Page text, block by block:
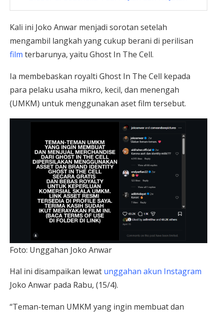
Kali ini Joko Anwar menjadi sorotan setelah
mengambil langkah yang cukup berani di perilisan
film terbarunya, yaitu Ghost In The Cell.
Ia membebaskan royalti Ghost In The Cell kepada
para pelaku usaha mikro, kecil, dan menengah
(UMKM) untuk menggunakan aset film tersebut.
Foto: Unggahan Joko Anwar
Hal ini disampaikan lewat unggahan akun Instagram
Joko Anwar pada Rabu, (15/4).
“Teman-teman UMKM yang ingin membuat dan